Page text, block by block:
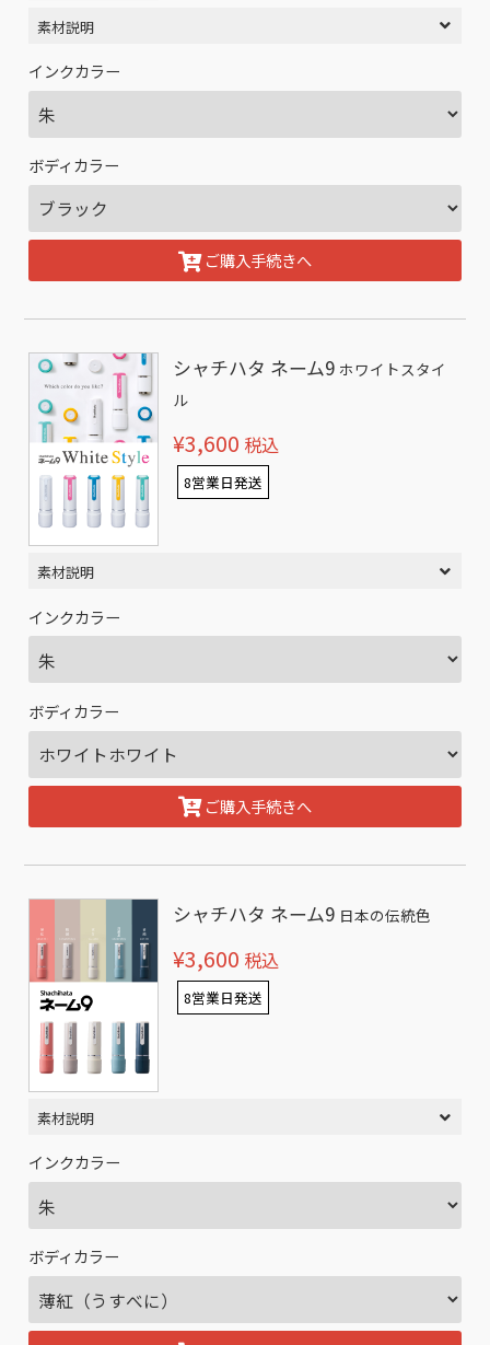
素材説明
インクカラー
ボディカラー
ご購入手続きへ
シャチハタ ネーム9 ホワイトスタイ
ル
¥3,600 税込
8営業日発送
素材説明
インクカラー
ボディカラー
ご購入手続きへ
シャチハタ ネーム9 日本の伝統色
¥3,600 税込
8営業日発送
素材説明
インクカラー
ボディカラー